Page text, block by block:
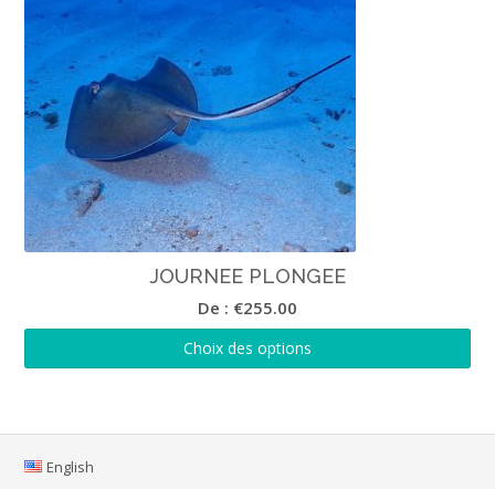
JOURNEE PLONGEE
De : €255.00
Choix des options
English